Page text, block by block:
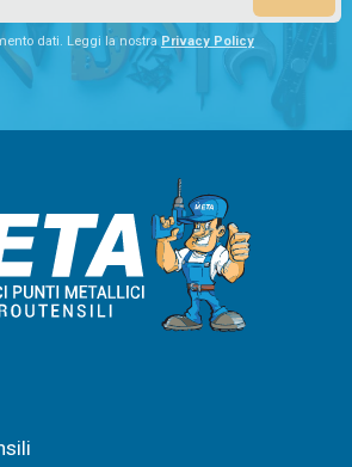
dati. Leggi la nostra Privacy Policy